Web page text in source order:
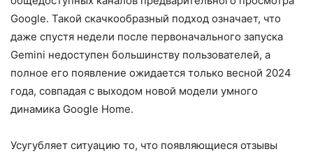
Google. Такой скачкообразный подход означает, что
даже спустя недели после первоначального запуска
Gemini недоступен большинству пользователей, а
полное его появление ожидается только весной 2024
года, совпадая с выходом новой модели умного
динамика Google Home.
Усугубляет ситуацию то, что появляющиеся отзывы